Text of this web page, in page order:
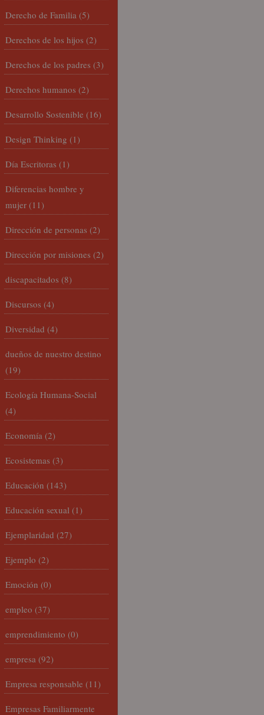
Derecho de Familia (5)
Derechos de los hijos (2)
Derechos de los padres (3)
Derechos humanos (2)
Desarrollo Sostenible (16)
Design Thinking (1)
Día Escritoras (1)
Diferencias hombre y
mujer (11)
Dirección de personas (2)
Dirección por misiones (2)
discapacitados (8)
Discursos (4)
Diversidad (4)
dueños de nuestro destino
(19)
Ecología Humana-Social
(4)
Economía (2)
Ecosistemas (3)
Educación (143)
Educación sexual (1)
Ejemplaridad (27)
Ejemplo (2)
Emoción (0)
empleo (37)
emprendimiento (0)
empresa (92)
Empresa responsable (11)
Empresas Familiarmente